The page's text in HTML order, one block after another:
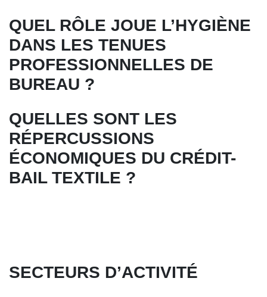
QUEL RÔLE JOUE L’HYGIÈNE
DANS LES TENUES
PROFESSIONNELLES DE
BUREAU ?
QUELLES SONT LES
RÉPERCUSSIONS
ÉCONOMIQUES DU CRÉDIT-
BAIL TEXTILE ?
SECTEURS D’ACTIVITÉ